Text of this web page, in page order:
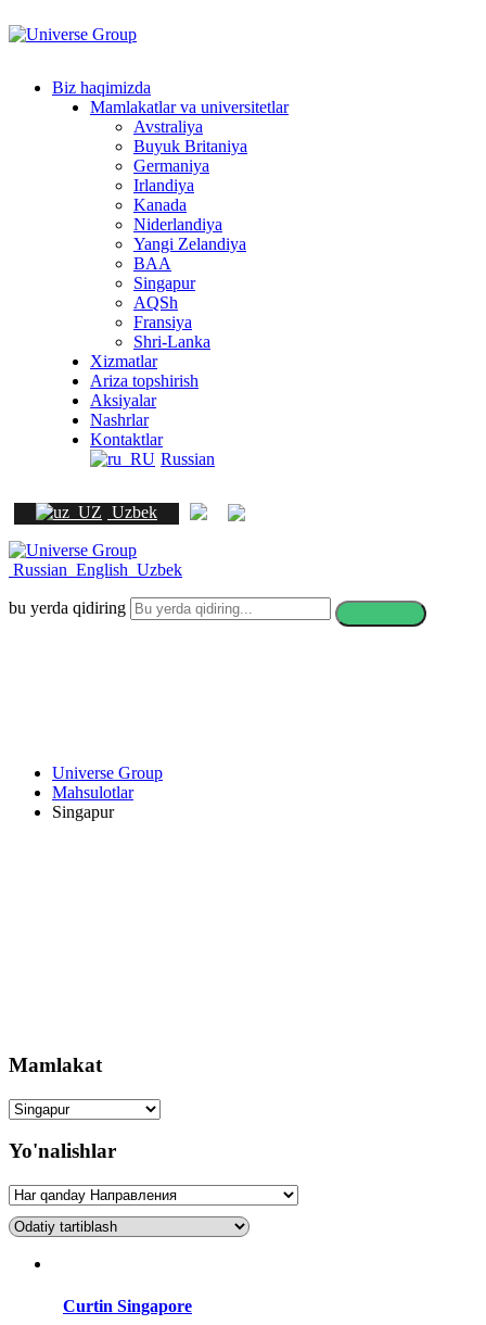
oʻtish
Biz haqimizda
Mamlakatlar va universitetlar
Avstraliya
Buyuk Britaniya
Germaniya
Irlandiya
Kanada
Niderlandiya
Yangi Zelandiya
BAA
Singapur
AQSh
Fransiya
Shri-Lanka
Xizmatlar
Ariza topshirish
Aksiyalar
Nashrlar
Kontaktlar
Russian
Uzbek
Russian English Uzbek
bu yerda qidiring
Universe Group
Mahsulotlar
Singapur
Mamlakat
Yo'nalishlar
Curtin Singapore